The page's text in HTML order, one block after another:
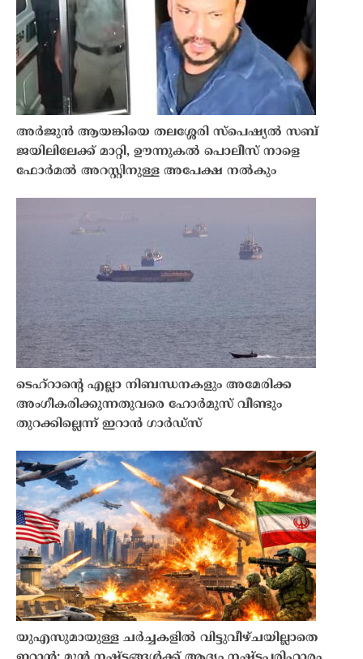
അർജുൻ ആയങ്കിയെ തലശ്ശേരി സ്‌പെഷ്യൽ സബ്
ജയിലിലേക്ക് മാറ്റി, ഊന്നുകൽ പൊലീസ് നാളെ
ഫോർമൽ അറസ്റ്റിനുള്ള അപേക്ഷ നൽകും
ടെഹ്‌റാൻ്റെ എല്ലാ നിബന്ധനകളും അമേരിക്ക
അംഗീകരിക്കുന്നതുവരെ ഹോർമുസ് വീണ്ടും
തുറക്കില്ലെന്ന് ഇറാൻ ഗാർഡ്സ്
യുഎസുമായുള്ള ചർച്ചകളിൽ വിട്ടുവീഴ്ചയില്ലാതെ